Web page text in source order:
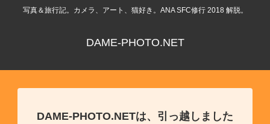
写真＆旅行記。カメラ、アート、猫好き。ANA SFC修行 2018 解脱。
DAME-PHOTO.NET
DAME-PHOTO.NETは、引っ越しました